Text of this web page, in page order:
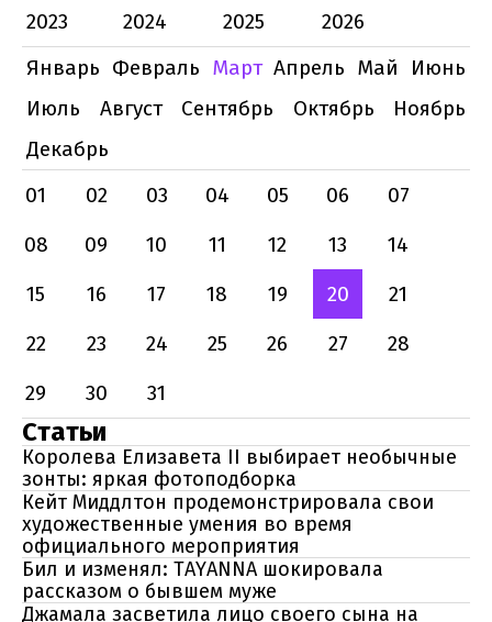
2023
2024 2025
2026
Январь Февраль Март Апрель Май
Июнь
Июль
Август Сентябрь Октябрь
Ноябрь
Декабрь
01
02 03 04 05 06
07
08
09 10 11 12 13
14
15
16 17 18 19 20
21
22
23 24 25 26 27
28
29
30 31
Статьи
Королева Елизавета ІІ выбирает необычные
зонты: яркая фотоподборка
Кейт Миддлтон продемонстрировала свои
художественные умения во время
официального мероприятия
Бил и изменял: TAYANNA шокировала
рассказом о бывшем муже
Джамала засветила лицо своего сына на